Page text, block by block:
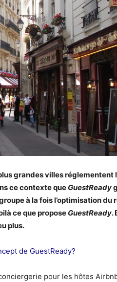
grandes villes réglementent
ce contexte que GuestReady
à la fois l’optimisation du
ce que propose GuestReady.
plus.
de GuestReady?
pour les hôtes